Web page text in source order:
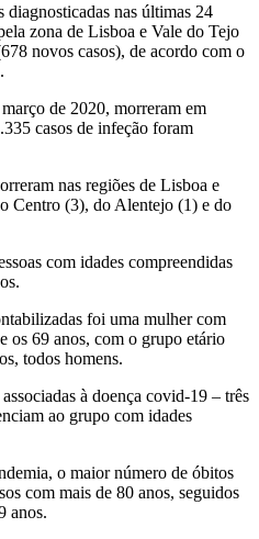
nas últimas 24
zona de Lisboa e Vale do Tejo
novos casos), de acordo com o
de 2020, morreram em
casos de infeção foram
nas regiões de Lisboa e
Centro (3), do Alentejo (1) e do
com idades compreendidas
foi uma mulher com
os 69 anos, com o grupo etário
todos homens.
à doença covid-19 – três
ao grupo com idades
o maior número de óbitos
com mais de 80 anos, seguidos
anos.